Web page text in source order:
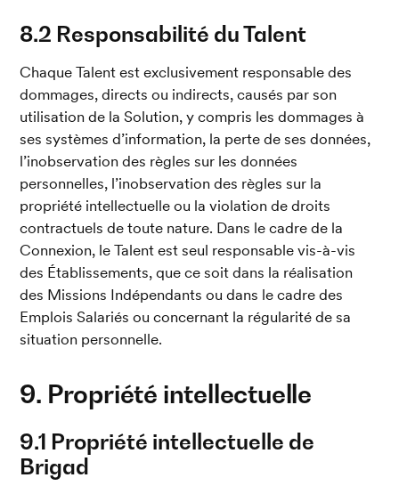
8.2 Responsabilité du Talent
Chaque Talent est exclusivement responsable des
dommages, directs ou indirects, causés par son
utilisation de la Solution, y compris les dommages à
ses systèmes d’information, la perte de ses données,
l’inobservation des règles sur les données
personnelles, l’inobservation des règles sur la
propriété intellectuelle ou la violation de droits
contractuels de toute nature. Dans le cadre de la
Connexion, le Talent est seul responsable vis-à-vis
des Établissements, que ce soit dans la réalisation
des Missions Indépendants ou dans le cadre des
Emplois Salariés ou concernant la régularité de sa
situation personnelle.
9. Propriété intellectuelle
9.1 Propriété intellectuelle de
Brigad